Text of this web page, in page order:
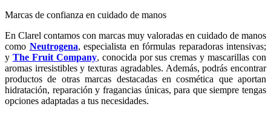
Marcas de confianza en cuidado de manos
En Clarel contamos con marcas muy valoradas en cuidado de manos
como Neutrogena, especialista en fórmulas reparadoras intensivas;
y The Fruit Company, conocida por sus cremas y mascarillas con
aromas irresistibles y texturas agradables. Además, podrás encontrar
productos de otras marcas destacadas en cosmética que aportan
hidratación, reparación y fragancias únicas, para que siempre tengas
opciones adaptadas a tus necesidades.